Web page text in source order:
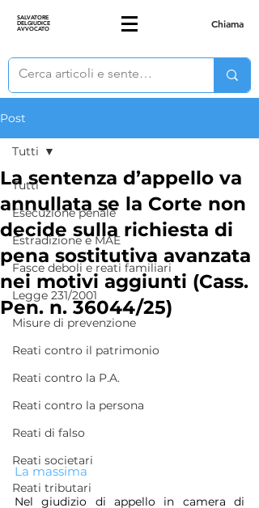
SALVATORE
DELGIUDICE
AVVOCATO Chiama
Post
Tutti
Esecuzione penale
Estradizione e MAE
Fasce deboli e reati familiari
Legge 231/2001
Misure di prevenzione
Reati contro il patrimonio
Reati contro la P.A.
Reati contro la persona
Reati di falso
Reati societari
Reati tributari
Tutti
La sentenza d’appello va
annullata se la Corte non
decide sulla richiesta di
pena sostitutiva avanzata
nei motivi aggiunti (Cass.
Pen. n. 36044/25)
La massima
Nel giudizio di appello in camera di